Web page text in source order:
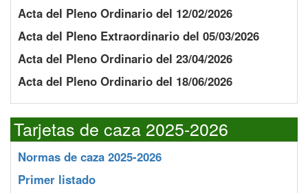
Acta del Pleno Ordinario del 12/02/2026
Acta del Pleno Extraordinario del 05/03/2026
Acta del Pleno Ordinario del 23/04/2026
Acta del Pleno Ordinario del 18/06/2026
Tarjetas de caza 2025-2026
Normas de caza 2025-2026
Primer listado